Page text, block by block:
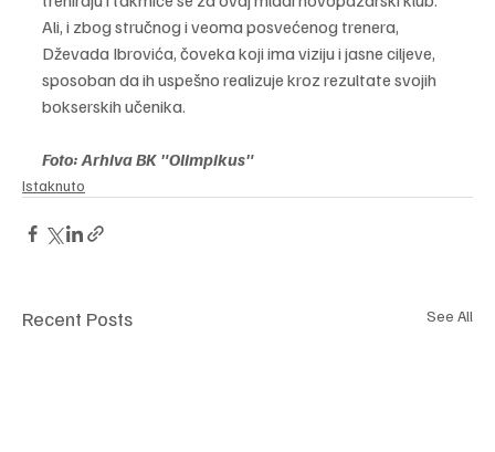
Ali, i zbog stručnog i veoma posvećenog trenera,
Dževada Ibrovića, čoveka koji ima viziju i jasne ciljeve,
sposoban da ih uspešno realizuje kroz rezultate svojih
bokserskih učenika.
Foto: Arhiva BK "Olimpikus"
Istaknuto
Recent Posts See All